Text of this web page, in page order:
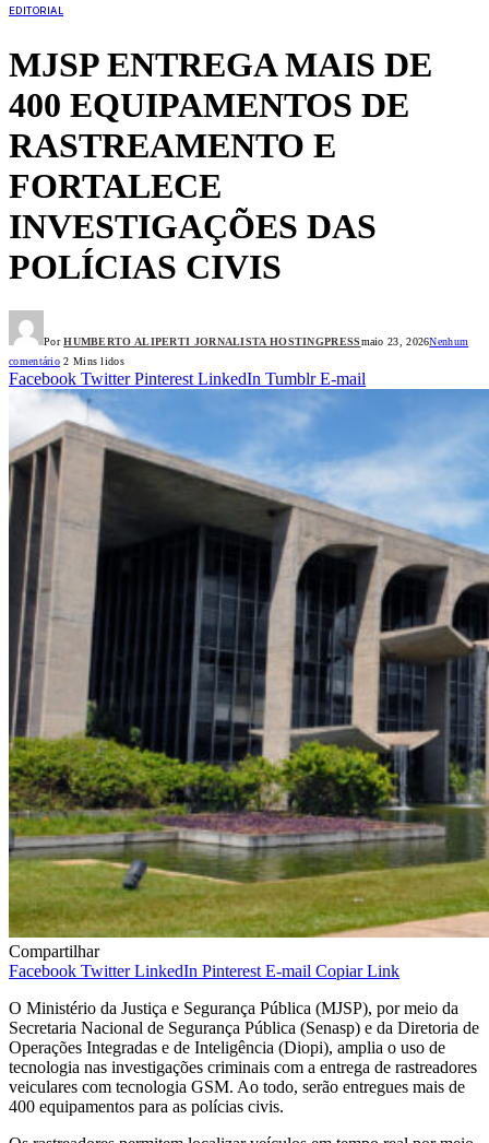
EDITORIAL
MJSP ENTREGA MAIS DE
400 EQUIPAMENTOS DE
RASTREAMENTO E
FORTALECE
INVESTIGAÇÕES DAS
POLÍCIAS CIVIS
Por HUMBERTO ALIPERTI JORNALISTA HOSTINGPRESSmaio 23, 2026Nenhum
comentário 2 Mins lidos
Facebook Twitter Pinterest LinkedIn Tumblr E-mail
Compartilhar
Facebook Twitter LinkedIn Pinterest E-mail Copiar Link
O Ministério da Justiça e Segurança Pública (MJSP), por meio da
Secretaria Nacional de Segurança Pública (Senasp) e da Diretoria de
Operações Integradas e de Inteligência (Diopi), amplia o uso de
tecnologia nas investigações criminais com a entrega de rastreadores
veiculares com tecnologia GSM. Ao todo, serão entregues mais de
400 equipamentos para as polícias civis.